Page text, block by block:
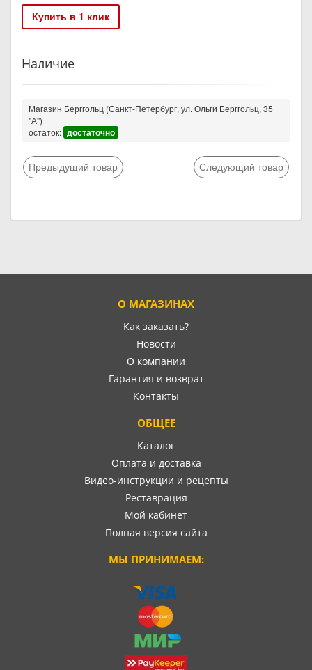
Купить в 1 клик
Наличие
Магазин Берггольц (Санкт-Петербург, ул. Ольги Берггольц, 35
"А")
остаток: достаточно
Предыдущий товар Следующий товар
О МАГАЗИНАХ
Как заказать?
Новости
О компании
Гарантия и возврат
Контакты
ОБЩЕЕ
Каталог
Оплата и доставка
Видео-инструкции и рецепты
Реставрация
Мой кабинет
Полная версия сайта
МЫ ПРИНИМАЕМ: